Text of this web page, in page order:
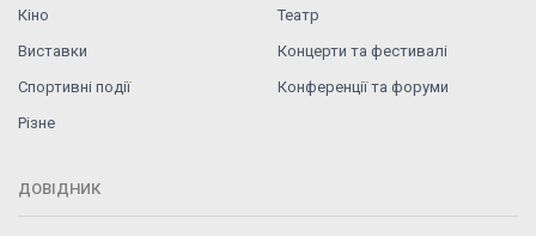
Кіно
Театр
Виставки
Концерти та фестивалі
Спортивні події
Конференції та форуми
Різне
ДОВІДНИК